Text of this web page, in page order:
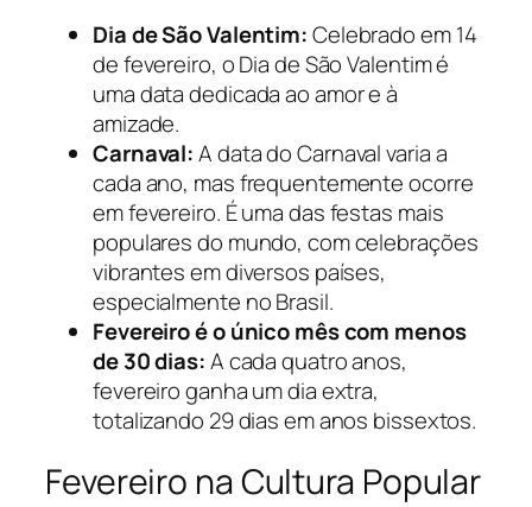
Dia de São Valentim:Celebrado em 14
de fevereiro, o Dia de São Valentim é
uma data dedicada ao amor e à
amizade.
Carnaval:A data do Carnaval varia a
cada ano, mas frequentemente ocorre
em fevereiro. É uma das festas mais
populares do mundo, com celebrações
vibrantes em diversos países,
especialmente no Brasil.
Fevereiro é o único mês com menos
de 30 dias:A cada quatro anos,
fevereiro ganha um dia extra,
totalizando 29 dias em anos bissextos.
Fevereiro na Cultura Popular